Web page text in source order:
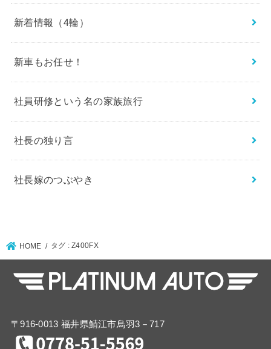
新着情報（4輪）
新車もお任せ！
社員研修という名の家族旅行
社長の独り言
社長嫁のつぶやき
HOME タグ : Z400FX
〒916-0013 福井県鯖江市鳥羽3－717